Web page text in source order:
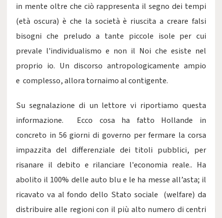
in mente oltre che ciò rappresenta il segno dei tempi
(età oscura) è che la società è riuscita a creare falsi
bisogni che preludo a tante piccole isole per cui
prevale l'individualismo e non il Noi che esiste nel
proprio io. Un discorso antropologicamente ampio
e complesso, allora tornaimo al contigente.
Su segnalazione di un lettore vi riportiamo questa
informazione. Ecco cosa ha fatto Hollande in
concreto in 56 giorni di governo per fermare la corsa
impazzita del differenziale dei titoli pubblici, per
risanare il debito e rilanciare l'economia reale.. Ha
abolito il 100% delle auto blu e le ha messe all’asta; il
ricavato va al fondo dello Stato sociale (welfare) da
distribuire alle regioni con il più alto numero di centri